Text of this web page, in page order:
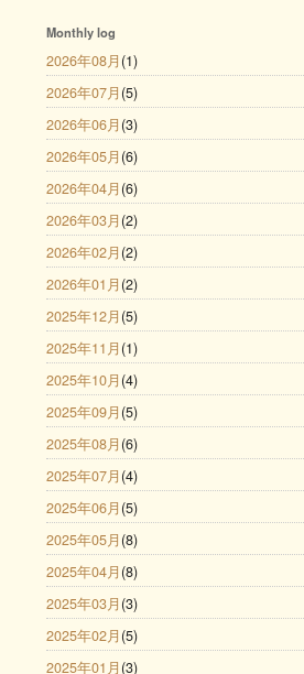
Monthly log
2026年08月 (1)
2026年07月 (5)
2026年06月 (3)
2026年05月 (6)
2026年04月 (6)
2026年03月 (2)
2026年02月 (2)
2026年01月 (2)
2025年12月 (5)
2025年11月 (1)
2025年10月 (4)
2025年09月 (5)
2025年08月 (6)
2025年07月 (4)
2025年06月 (5)
2025年05月 (8)
2025年04月 (8)
2025年03月 (3)
2025年02月 (5)
2025年01月 (3)